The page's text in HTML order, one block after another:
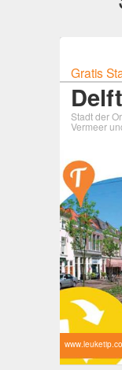
Gratis
Delft
Stadt der
Vermeer